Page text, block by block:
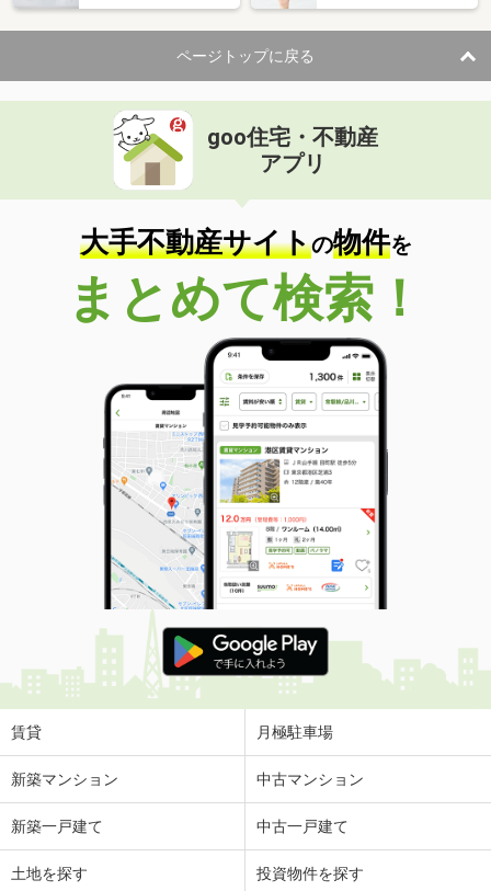
ページトップに戻る
goo住宅・不動産
アプリ
大手不動産サイトの物件を
まとめて検索！
賃貸 月極駐車場
新築マンション 中古マンション
新築一戸建て 中古一戸建て
土地を探す 投資物件を探す